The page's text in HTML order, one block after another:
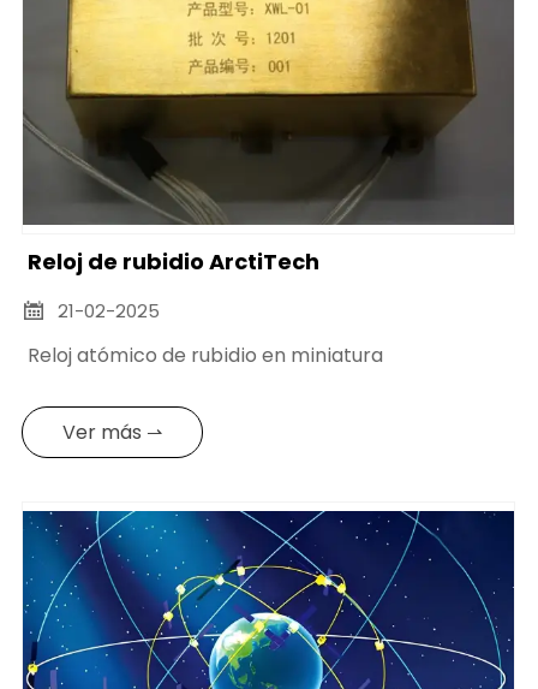
Reloj de rubidio ArctiTech
 21-02-2025
Reloj atómico de rubidio en miniatura
Ver más ⇀